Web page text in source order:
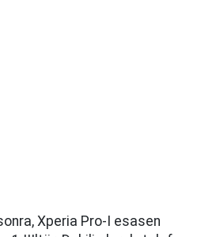
Xperia Pro-I esasen